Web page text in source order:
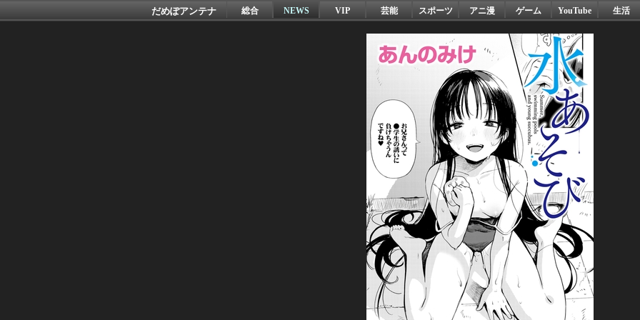
だめぽアンテナ 総合 NEWS VIP 芸能 スポーツ アニ漫 ゲーム YouTube 生活